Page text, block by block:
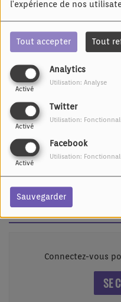
l'expérience de nos
Tout accepter Tout
Analytics
Activé
Utilisation: Analyse
Twitter
Activé
Utilisation:
Facebook
Activé
Utilisation:
Sauvegarder
01 AVRIL 2020 - 13572
Leur bonheur fait le notre
Commentaires(0)
Connectez-vous
SE